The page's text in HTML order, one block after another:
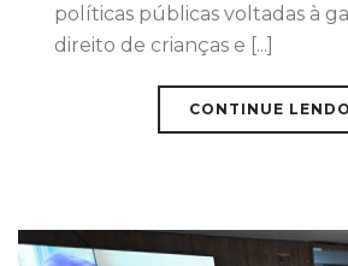
políticas públicas voltadas à
direito de crianças e [...]
CONTINUE LENDO